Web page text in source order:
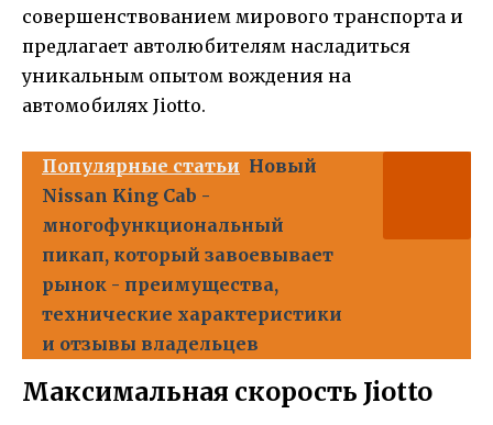
совершенствованием мирового транспорта и
предлагает автолюбителям насладиться
уникальным опытом вождения на
автомобилях Jiotto.
Популярные статьи Новый
Nissan King Cab -
многофункциональный
пикап, который завоевывает
рынок - преимущества,
технические характеристики
и отзывы владельцев
Максимальная скорость Jiotto